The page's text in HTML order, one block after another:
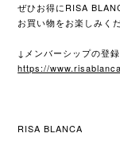
ぜひお得にRISA
お買い物をお楽しみく
↓メンバーシップの登
https://
RISA BLANCA